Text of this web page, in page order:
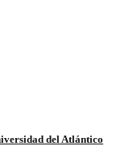
del Atlántico